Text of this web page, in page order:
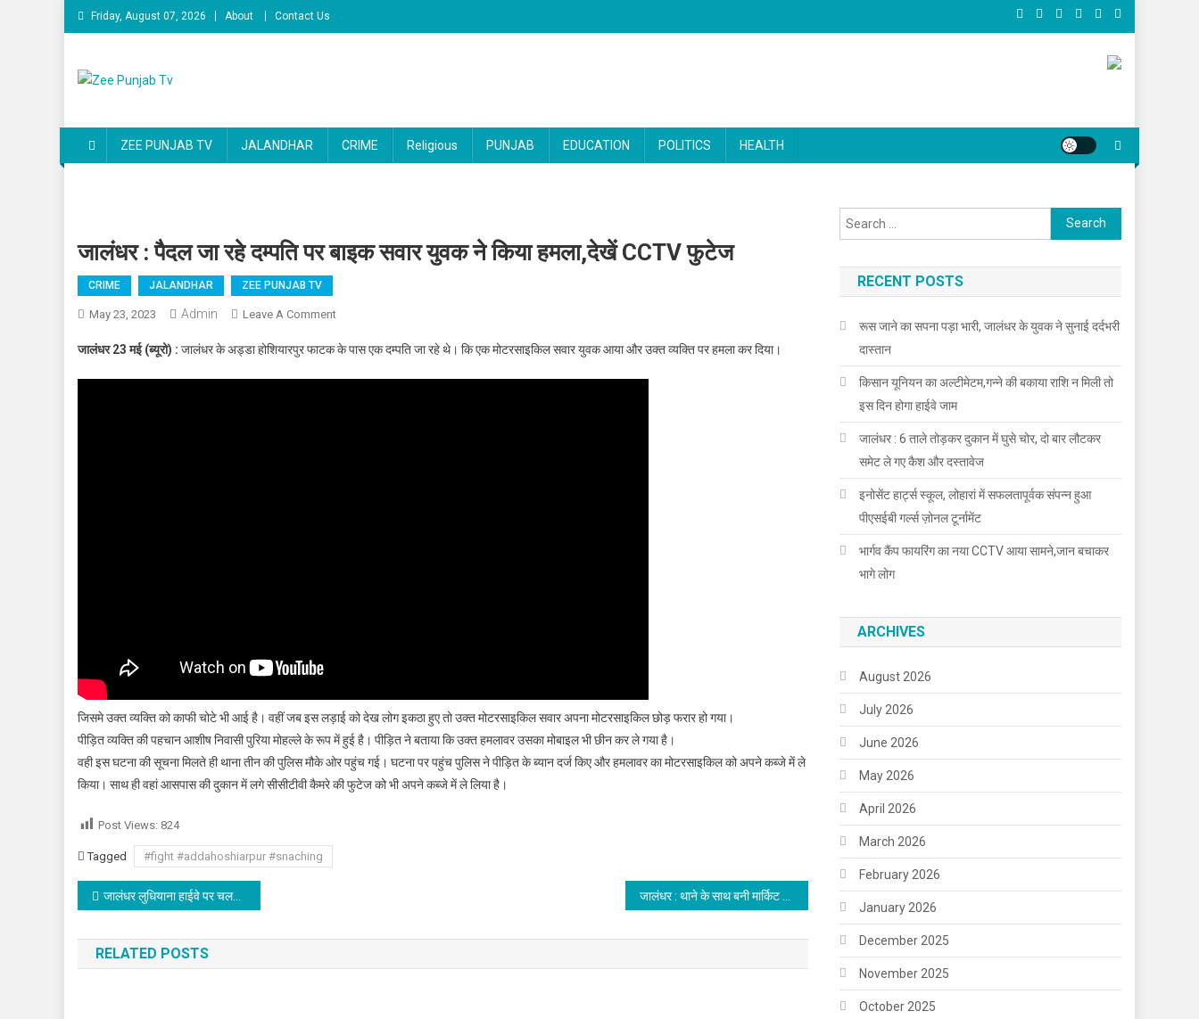
Skip to content
Friday, August 07, 2026 About Contact Us
ZEE PUNJAB TV JALANDHAR CRIME Religious PUNJAB EDUCATION POLITICS HEALTH
जालंधर : पैदल जा रहे दम्पति पर बाइक सवार युवक ने किया हमला,देखें CCTV फुटेज
CRIME JALANDHAR ZEE PUNJAB TV
May 23, 2023 Admin Leave A Comment
जालंधर 23 मई (ब्यूरो) : जालंधर के अड्डा होशियारपुर फाटक के पास एक दम्पति जा रहे थे। कि एक मोटरसाइकिल सवार युवक आया और उक्त व्यक्ति पर हमला कर दिया।
जिसमे उक्त व्यक्ति को काफी चोटे भी आई है। वहीं जब इस लड़ाई को देख लोग इकठा हुए तो उक्त मोटरसाइकिल सवार अपना मोटरसाइकिल छोड़ फरार हो गया।
पीड़ित व्यक्ति की पहचान आशीष निवासी पुरिया मोहल्ले के रूप में हुई है। पीड़ित ने बताया कि उक्त हमलावर उसका मोबाइल भी छीन कर ले गया है।
वही इस घटना की सूचना मिलते ही थाना तीन की पुलिस मौके ओर पहुंच गई। घटना पर पहुंच पुलिस ने पीड़ित के ब्यान दर्ज किए और हमलावर का मोटरसाइकिल को अपने कब्जे में ले
किया। साथ ही वहां आसपास की दुकान में लगे सीसीटीवी कैमरे की फुटेज को भी अपने कब्जे में ले लिया है।
Post Views: 824
Tagged #fight #addahoshiarpur #snaching
Post navigation
जालंधर लुधियाना हाईवे पर चलती कार में लग गई आग,बाल-बाल बचा परिवार,देखें वीडियो
RELATED POSTS
Search for:
RECENT POSTS
रूस जाने का सपना पड़ा भारी, जालंधर के युवक ने सुनाई दर्दभरी
दास्तान
किसान यूनियन का अल्टीमेटम,गन्ने की बकाया राशि न मिली तो
इस दिन होगा हाईवे जाम
जालंधर : 6 ताले तोड़कर दुकान में घुसे चोर, दो बार लौटकर
समेट ले गए कैश और दस्तावेज
इनोसेंट हार्ट्स स्कूल, लोहारां में सफलतापूर्वक संपन्न हुआ
पीएसईबी गर्ल्स ज़ोनल टूर्नामेंट
भार्गव कैंप फायरिंग का नया CCTV आया सामने,जान बचाकर
भागे लोग
ARCHIVES
August 2026
July 2026
June 2026
May 2026
April 2026
March 2026
February 2026
January 2026
December 2025
November 2025
October 2025